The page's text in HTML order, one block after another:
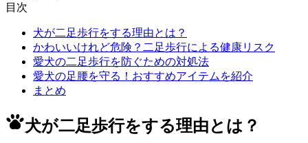
目次
犬が二足歩行をする理由とは？
かわいいけれど危険？二足歩行による健康リスク
愛犬の二足歩行を防ぐための対処法
愛犬の足腰を守る！おすすめアイテムを紹介
まとめ
犬が二足歩行をする理由とは？